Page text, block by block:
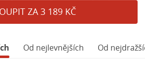
ZA 3 189 KČ
Od nejlevnějších Od